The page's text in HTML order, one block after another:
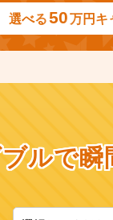
選べる50万円 キ
ルで瞬